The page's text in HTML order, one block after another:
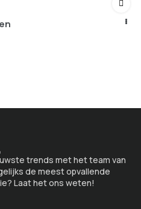
trends met het team van
de meest opvallende
Laat het ons weten!